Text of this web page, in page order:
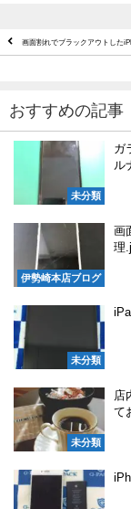
画面割れでブラックアウトした
おすすめの記事
未分類
ガ
ル
伊勢崎本店ブログ
画
理
未分類
未分類
店
て